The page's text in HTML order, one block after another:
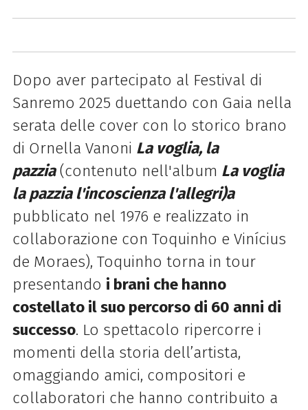
Dopo aver partecipato al Festival di
Sanremo 2025 duettando con Gaia nella
serata delle cover con lo storico brano
di Ornella Vanoni La voglia, la
pazzia(contenuto nell'album La voglia
la pazzia l'incoscienza l'allegri)a
pubblicato nel 1976 e realizzato in
collaborazione con Toquinho e Vinícius
de Moraes), Toquinho torna in tour
presentando i brani che hanno
costellato il suo percorso di 60 anni di
successo. Lo spettacolo ripercorre i
momenti della storia dell’artista,
omaggiando amici, compositori e
collaboratori che hanno contribuito a